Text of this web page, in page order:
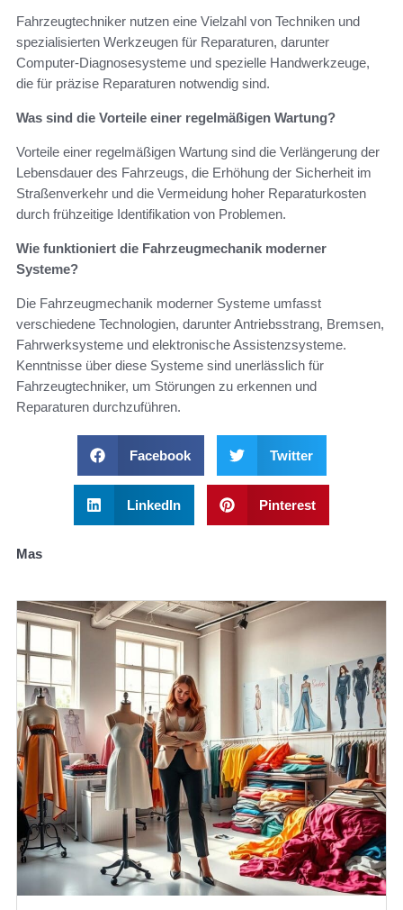
Fahrzeugtechniker nutzen eine Vielzahl von Techniken und
spezialisierten Werkzeugen für Reparaturen, darunter
Computer-Diagnosesysteme und spezielle Handwerkzeuge,
die für präzise Reparaturen notwendig sind.
Was sind die Vorteile einer regelmäßigen Wartung?
Vorteile einer regelmäßigen Wartung sind die Verlängerung der
Lebensdauer des Fahrzeugs, die Erhöhung der Sicherheit im
Straßenverkehr und die Vermeidung hoher Reparaturkosten
durch frühzeitige Identifikation von Problemen.
Wie funktioniert die Fahrzeugmechanik moderner
Systeme?
Die Fahrzeugmechanik moderner Systeme umfasst
verschiedene Technologien, darunter Antriebsstrang, Bremsen,
Fahrwerksysteme und elektronische Assistenzsysteme.
Kenntnisse über diese Systeme sind unerlässlich für
Fahrzeugtechniker, um Störungen zu erkennen und
Reparaturen durchzuführen.
Facebook Twitter
LinkedIn Pinterest
Mas